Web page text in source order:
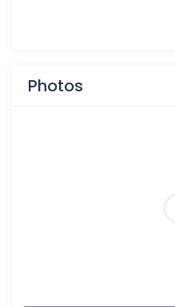
Photos